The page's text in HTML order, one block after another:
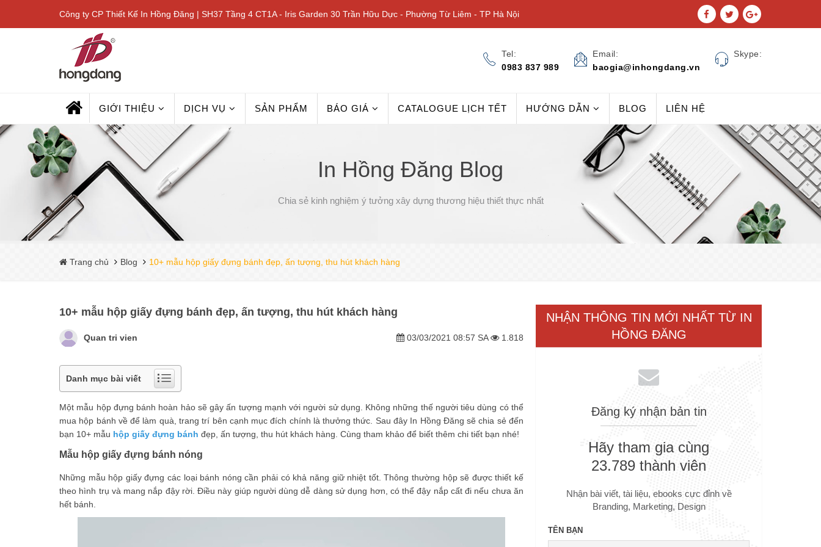
Công ty CP Thiết Kế In Hồng Đăng | SH37 Tầng 4 CT1A - Iris Garden 30 Trần Hữu Dực - Phường Từ Liêm - TP Hà Nội
Tel:
0983 837 989
Email:
baogia@inhongdang.vn
Skype:
GIỚI THIỆU DỊCH VỤ SẢN PHẨM BÁO GIÁ CATALOGUE LỊCH TẾT HƯỚNG DẪN BLOG LIÊN HỆ
In Hồng Đăng Blog
Chia sẻ kinh nghiệm ý tưởng xây dựng thương hiệu thiết thực nhất
Trang chủ Blog 10+ mẫu hộp giấy đựng bánh đẹp, ấn tượng, thu hút khách hàng
10+ mẫu hộp giấy đựng bánh đẹp, ấn tượng, thu hút khách hàng
Quan tri vien 03/03/2021 08:57 SA 1.818
Danh mục bài viết
Một mẫu hộp đựng bánh hoàn hảo sẽ gây ấn tượng mạnh với người sử dụng. Không những thế người tiêu dùng có thể
mua hộp bánh về để làm quà, trang trí bên cạnh mục đích chính là thưởng thức. Sau đây In Hồng Đăng sẽ chia sẻ đến
bạn 10+ mẫu hộp giấy đựng bánh đẹp, ấn tượng, thu hút khách hàng. Cùng tham khảo để biết thêm chi tiết bạn nhé!
Mẫu hộp giấy đựng bánh nóng
Những mẫu hộp giấy đựng các loại bánh nóng cần phải có khả năng giữ nhiệt tốt. Thông thường hộp sẽ được thiết kế
theo hình trụ và mang nắp đậy rời. Điều này giúp người dùng dễ dàng sử dụng hơn, có thể đậy nắp cất đi nếu chưa ăn
hết bánh.
NHẬN THÔNG TIN MỚI NHẤT TỪ IN
HỒNG ĐĂNG
Đăng ký nhận bản tin
Hãy tham gia cùng
23.789 thành viên
Nhận bài viết, tài liệu, ebooks cực đỉnh về
Branding, Marketing, Design
TÊN BẠN